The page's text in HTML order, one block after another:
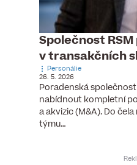
Společnost
v transakčních
Personálie
26. 5. 2026
Poradenská
nabídnout kompletní
a akvizic (M&A). Do
týmu…